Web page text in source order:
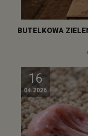
BUTELKOWA
16
04.2026